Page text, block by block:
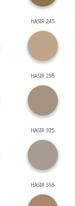
HASIR 245
HASIR 295
HASIR 325
HASIR 355